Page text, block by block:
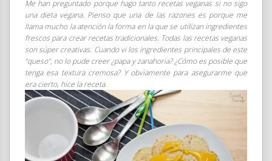
Me han preguntado porque hago tanto recetas veganas si no sigo
una dieta vegana. Pienso que una de las razones es porque me
llama mucho la atención la forma en la que se utilizan ingredientes
frescos para crear recetas tradicionales. Todas las recetas veganas
son súper creativas. Cuando vi los ingredientes principales de este
“queso”, no lo pude creer ¿papa y zanahoria? ¿Cómo es posible que
tenga esa textura cremosa? Y obviamente para asegurarme que
era cierto, hice la receta.